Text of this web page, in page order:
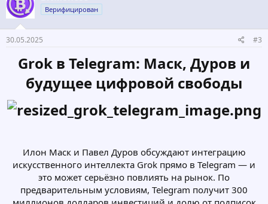
Верифицирован
30.05.2025 #3
Grok в Telegram: Маск, Дуров и
будущее цифровой свободы​
Илон Маск и Павел Дуров обсуждают интеграцию
искусственного интеллекта Grok прямо в Telegram — и
это может серьёзно повлиять на рынок. По
предварительным условиям, Telegram получит 300